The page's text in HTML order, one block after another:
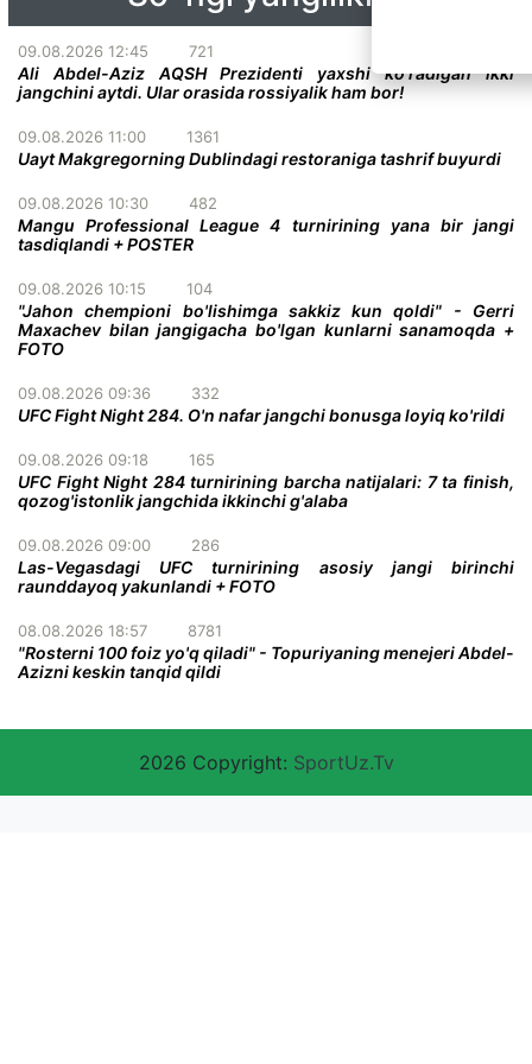
09.08.2026 12:45 721
Ali Abdel-Aziz AQSH Prezidenti yaxshi ko'radigan ikki
jangchini aytdi. Ular orasida rossiyalik ham bor!
09.08.2026 11:00 1361
Uayt Makgregorning Dublindagi restoraniga tashrif buyurdi
09.08.2026 10:30 482
Mangu Professional League 4 turnirining yana bir jangi
tasdiqlandi + POSTER
09.08.2026 10:15 104
"Jahon chempioni bo'lishimga sakkiz kun qoldi" - Gerri
Maxachev bilan jangigacha bo'lgan kunlarni sanamoqda +
FOTO
09.08.2026 09:36 332
UFC Fight Night 284. O'n nafar jangchi bonusga loyiq ko'rildi
09.08.2026 09:18 165
UFC Fight Night 284 turnirining barcha natijalari: 7 ta finish,
qozog'istonlik jangchida ikkinchi g'alaba
09.08.2026 09:00 286
Las-Vegasdagi UFC turnirining asosiy jangi birinchi
raunddayoq yakunlandi + FOTO
08.08.2026 18:57 8781
"Rosterni 100 foiz yo'q qiladi" - Topuriyaning menejeri Abdel-
Azizni keskin tanqid qildi
2026 Copyright: SportUz.Tv